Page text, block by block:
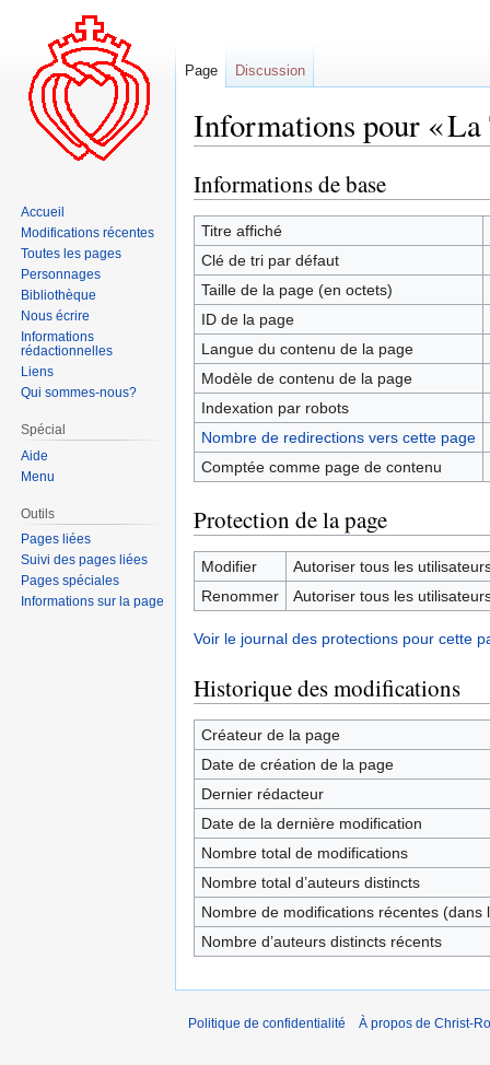
Informations pour « La
Aller
à
la
navigation
Aller
à
la
recherche
Informations de base
Titre affiché
Clé de tri par défaut
Taille de la page (en octets)
ID de la page
Langue du contenu de la page
Modèle de contenu de la page
Indexation par robots
Nombre de redirections vers cette page
Comptée comme page de contenu
Protection de la page
Modifier
Autoriser tous les
Renommer
Autoriser tous les
Voir le journal des protections pour cette
Historique des modifications
Créateur de la page
Date de création de la page
Dernier rédacteur
Date de la dernière modification
Nombre total de modifications
Nombre total d’auteurs distincts
Nombre de modifications récentes (dans
Nombre d’auteurs distincts récents
Page Discussion
Accueil
Modifications récentes
Toutes les pages
Personnages
Bibliothèque
Nous écrire
Informations
rédactionnelles
Liens
Qui sommes-nous?
Spécial
Aide
Menu
Outils
Pages liées
Suivi des pages liées
Pages spéciales
Informations sur la page
Politique de confidentialité À propos de Christ-